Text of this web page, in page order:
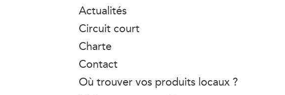
Actualités
Circuit court
Charte
Contact
Où trouver vos produits locaux ?